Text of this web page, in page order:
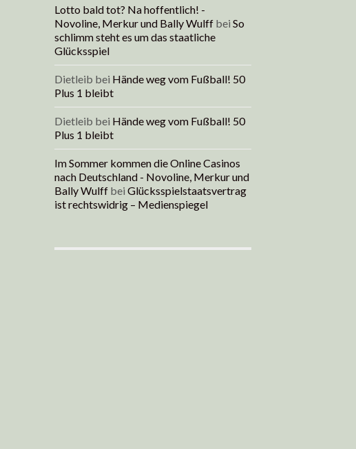
Lotto bald tot? Na hoffentlich! -
Novoline, Merkur und Bally Wulff bei So
schlimm steht es um das staatliche
Glücksspiel
Dietleib bei Hände weg vom Fußball! 50
Plus 1 bleibt
Dietleib bei Hände weg vom Fußball! 50
Plus 1 bleibt
Im Sommer kommen die Online Casinos
nach Deutschland - Novoline, Merkur und
Bally Wulff bei Glücksspielstaatsvertrag
ist rechtswidrig – Medienspiegel